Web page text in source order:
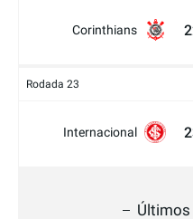
Corinthians
Rodada 23
Internacional